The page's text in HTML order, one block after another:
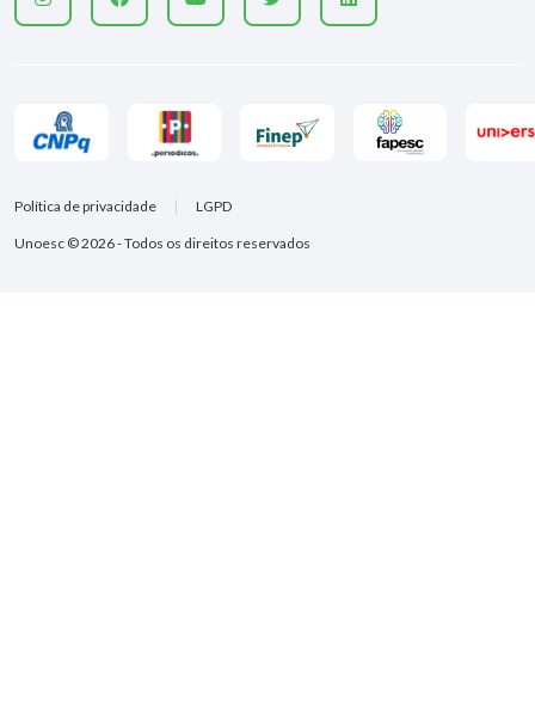
Unoesc © 2026 - Todos os direitos reservados
Política de privacidade LGPD